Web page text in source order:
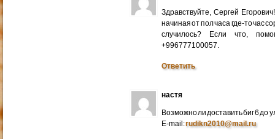
Здравствуйте, Сергей
начиная от пол часа где-то час
случилось? Если что,
+996777100057.
Ответить
настя
Возможно ли доставить биг 6 до
E-mail:rudikn2010@mail.ru